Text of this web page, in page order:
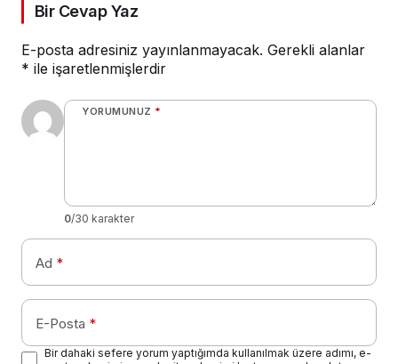
Bir Cevap Yaz
E-posta adresiniz yayınlanmayacak. Gerekli alanlar
* ile işaretlenmişlerdir
YORUMUNUZ *
0/30 karakter
Ad *
E-Posta *
Bir dahaki sefere yorum yaptığımda kullanılmak üzere adımı, e-